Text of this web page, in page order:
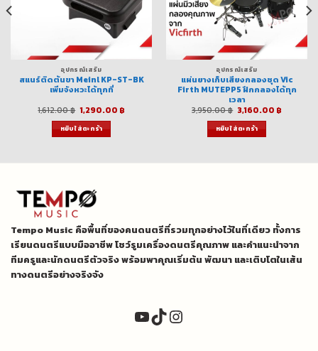
อุปกรณ์เสริม
สแนร์ติดต้นขา Meinl KP-ST-BK
เพิ่มจังหวะได้ทุกที่
1,612.00฿ Original
price
was:
1,612.00 ฿.
1,290.00 ฿Current
หยิบใส่ตะกร้า
อุปกรณ์เสริม
แผ่นยางเก็บเสียงกลองชุด Vic
Firth MUTEPP5 ฝึกกลองได้ทุก
เวลา
3,950.00฿ Original
price
was:
3,950.00 ฿.
3,160.00 ฿Current
หยิบใส่ตะกร้า
Tempo Music คือพื้นที่ของคนดนตรีที่รวมทุกอย่างไว้ในที่เดียว ทั้งการ
เรียนดนตรีแบบมืออาชีพ โชว์รูมเครื่องดนตรีคุณภาพ และคำแนะนำจาก
ทีมครูและนักดนตรีตัวจริง พร้อมพาคุณเริ่มต้น พัฒนา และเติบโตในเส้น
ทางดนตรีอย่างจริงจัง
YouTube
TikTok
Instagram